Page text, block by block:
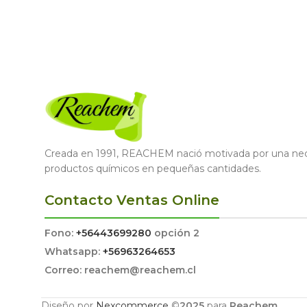
Creada en 1991, REACHEM nació motivada por una
productos químicos en pequeñas cantidades.
Contacto Ventas Online
Fono: +56443699280 opción 2
Whatsapp: +56963264653
Correo: reachem@reachem.cl